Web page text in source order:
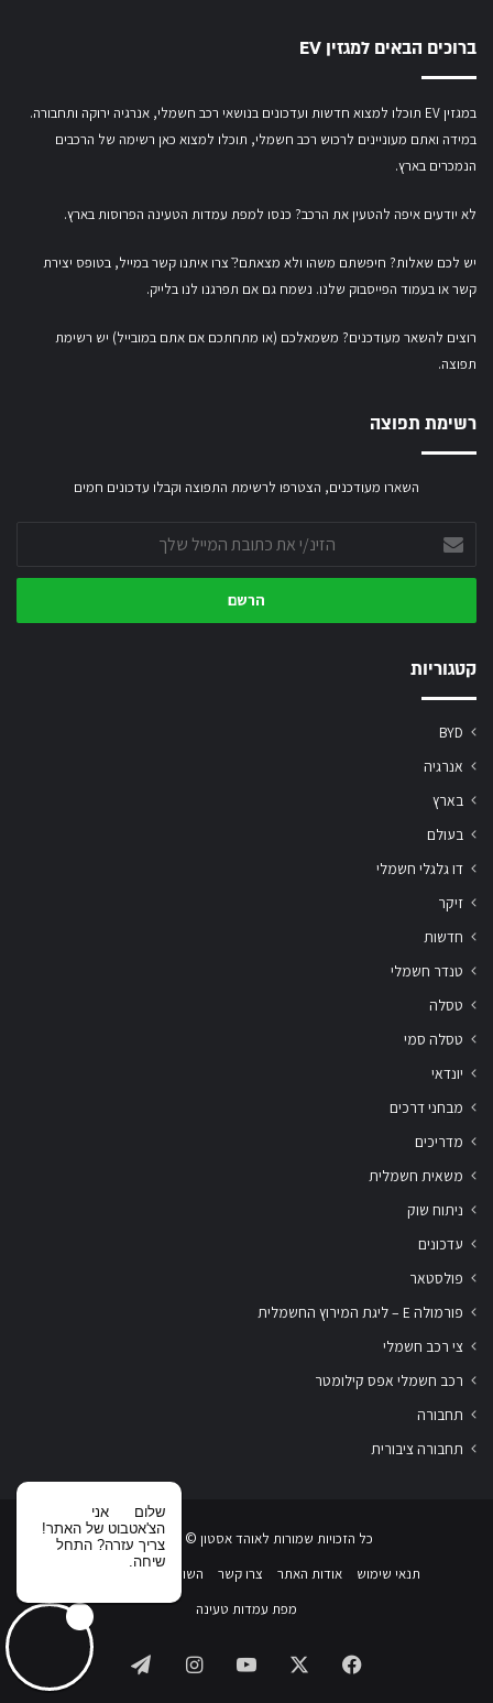
ברוכים הבאים למגזין EV
במגזין EV תוכלו למצוא חדשות ועדכונים בנושאי רכב חשמלי, אנרגיה ירוקה ותחבורה.
במידה ואתם מעוניינים לרכוש רכב חשמלי, תוכלו למצוא כאן רשימה של הרכבים
הנמכרים בארץ.
לא יודעים איפה להטעין את הרכב? כנסו למפת עמדות הטעינה הפרוסות בארץ.
יש לכם שאלות? חיפשתם משהו ולא מצאתם?ֿ צרו איתנו קשר במייל, בטופס יצירת
קשראובעמוד הפייסבוק שלנו. נשמח גם אם תפרגנו לנו בלייק.
רוצים להשאר מעודכנים? משמאלכם (או מתחתכם אם אתם במובייל) יש רשימת
תפוצה.
רשימת תפוצה
השארו מעודכנים, הצטרפו לרשימת התפוצה וקבלו עדכונים חמים
את
כתובת
שלך
קטגוריות
BYD
אנרגיה
בארץ
בעולם
דו גלגלי חשמלי
זיקר
חדשות
טנדר חשמלי
טסלה
טסלה סמי
יונדאי
מבחני דרכים
מדריכים
משאית חשמלית
ניתוח שוק
עדכונים
פולסטאר
פורמולה E – ליגת המירוץ החשמלית
צי רכב חשמלי
רכב חשמלי אפס קילומטר
תחבורה
תחבורה ציבורית
כל הזכויות שמורות לאוהד אסטון ‏© 2019-2026
תנאי שימוש
אודות האתר צרו קשר
השוואת רכבים חשמליים
מפת עמדות טעינה
Facebook
YouTube
Instagram
Telegram
שלום
אני
הצ'אטבוט של האתר!
צריך עזרה? התחל
שיחה.